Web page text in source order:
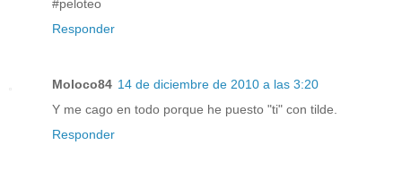
#peloteo
Responder
Moloco84 14 de diciembre de 2010 a las 3:20
Y me cago en todo porque he puesto "ti" con tilde.
Responder